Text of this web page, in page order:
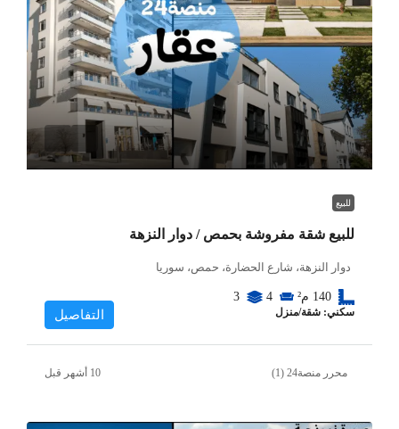
للبيع
للبيع شقة مفروشة بحمص / دوار النزهة
دوار النزهة، شارع الحضارة، حمص، سوريا
140 م² 4
3
سكني: شقة/منزل التفاصيل
محرر منصة24 (1)